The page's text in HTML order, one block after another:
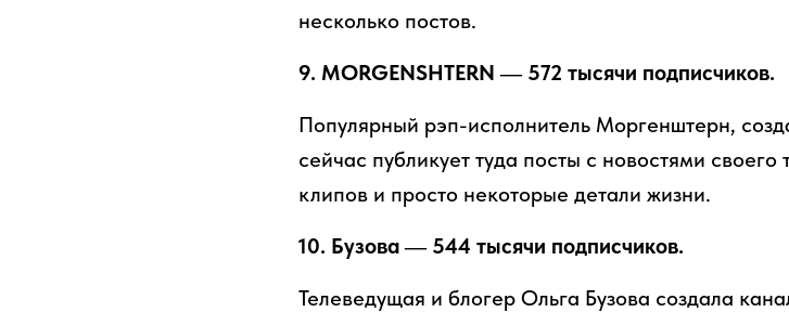
несколько постов.
9. MORGENSHTERN — 572 тысячи подписчиков.
Популярный рэп-исполнитель Моргенштерн,
сейчас публикует туда посты с новостями
клипов и просто некоторые детали жизни.
10. Бузова — 544 тысячи подписчиков.
Телеведущая и блогер Ольга Бузова создала